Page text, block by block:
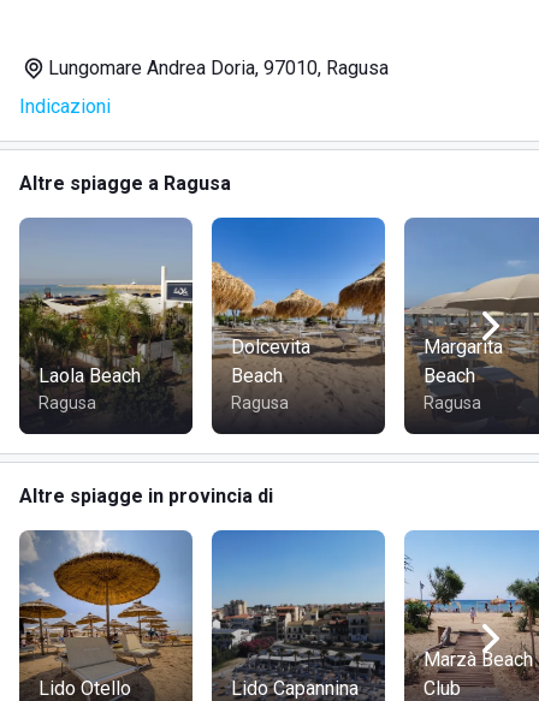
Lungomare Andrea Doria, 97010, Ragusa
Indicazioni
Altre spiagge a Ragusa
Laola Beach
Ragusa
Dolcevita
Beach
Ragusa
Margarita
Beach
Ragusa
Altre spiagge in provincia di
Lido Otello Lido Capannina
Marzà Beach
Club